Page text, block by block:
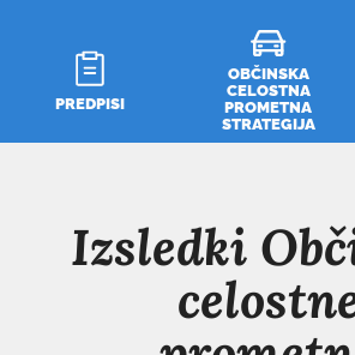
PREDPISI
OBČINSKA
CELOSTNA
PROMETNA
STRATEGIJA
Izsledki